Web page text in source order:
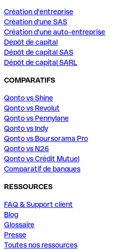
Création d'entreprise
Création d'une SAS
Création d'une auto-entreprise
Dépôt de capital
Dépôt de capital SAS
Dépôt de capital SARL
COMPARATIFS
Qonto vs Shine
Qonto vs Revolut
Qonto vs Pennylane
Qonto vs Indy
Qonto vs Boursorama Pro
Qonto vs N26
Qonto vs Crédit Mutuel
Comparatif de banques
RESSOURCES
FAQ & Support client
Blog
Glossaire
Presse
Toutes nos ressources